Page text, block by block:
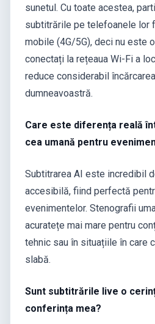
sunetul. Cu toate acestea,
subtitrările pe telefoanele lor
mobile (4G/5G), deci nu este
conectați la rețeaua Wi-Fi a
reduce considerabil
dumneavoastră.
Care este diferența reală
cea umană pentru
Subtitrarea AI este incredibil
accesibilă, fiind perfectă
evenimentelor. Stenografii
acuratețe mai mare pentru
tehnic sau în situațiile în care
slabă.
Sunt subtitrările live o
conferința mea?